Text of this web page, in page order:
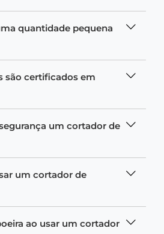
quantidade pequena
são certificados em
um cortador de
um cortador de
ao usar um cortador